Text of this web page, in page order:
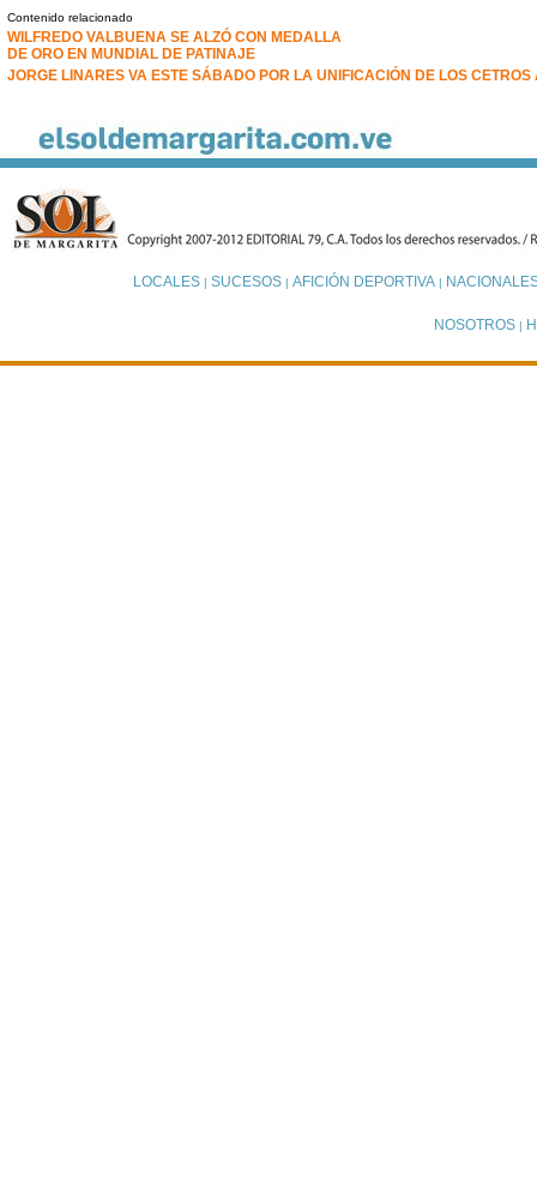
Contenido relacionado
WILFREDO VALBUENA SE ALZÓ CON MEDALLA
DE ORO EN MUNDIAL DE PATINAJE
JORGE LINARES VA ESTE SÁBADO POR LA UNIFICACIÓN DE LOS
LOCALES| SUCESOS| AFICIÓN DEPORTIVA|
NOSOTROS |